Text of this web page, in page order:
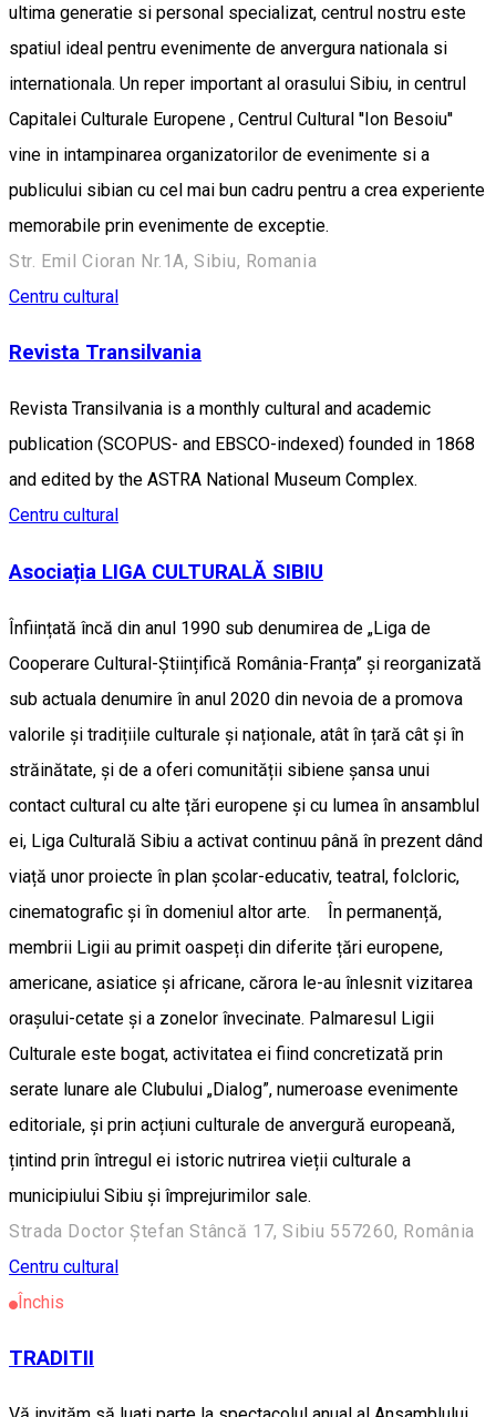
ultima generatie si personal specializat, centrul nostru este
spatiul ideal pentru evenimente de anvergura nationala si
internationala. Un reper important al orasului Sibiu, in centrul
Capitalei Culturale Europene , Centrul Cultural ''Ion Besoiu''
vine in intampinarea organizatorilor de evenimente si a
publicului sibian cu cel mai bun cadru pentru a crea experiente
memorabile prin evenimente de exceptie.
Str. Emil Cioran Nr.1A, Sibiu, Romania
Centru cultural
Revista Transilvania
Revista Transilvania is a monthly cultural and academic
publication (SCOPUS- and EBSCO-indexed) founded in 1868
and edited by the ASTRA National Museum Complex.
Centru cultural
Asociația LIGA CULTURALĂ SIBIU
Înființată încă din anul 1990 sub denumirea de „Liga de
Cooperare Cultural-Științifică România-Franța” și reorganizată
sub actuala denumire în anul 2020 din nevoia de a promova
valorile și tradițiile culturale și naționale, atât în țară cât și în
străinătate, și de a oferi comunității sibiene șansa unui
contact cultural cu alte țări europene și cu lumea în ansamblul
ei, Liga Culturală Sibiu a activat continuu până în prezent dând
viață unor proiecte în plan școlar-educativ, teatral, folcloric,
cinematografic și în domeniul altor arte. În permanență,
membrii Ligii au primit oaspeți din diferite țări europene,
americane, asiatice și africane, cărora le-au înlesnit vizitarea
orașului-cetate și a zonelor învecinate. Palmaresul Ligii
Culturale este bogat, activitatea ei fiind concretizată prin
serate lunare ale Clubului „Dialog”, numeroase evenimente
editoriale, și prin acțiuni culturale de anvergură europeană,
țintind prin întregul ei istoric nutrirea vieții culturale a
municipiului Sibiu și împrejurimilor sale.
Strada Doctor Ștefan Stâncă 17, Sibiu 557260, România
Centru cultural
Închis
TRADITII